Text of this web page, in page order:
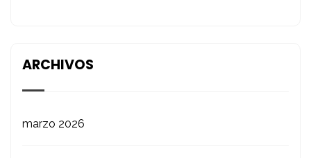
ARCHIVOS
marzo 2026